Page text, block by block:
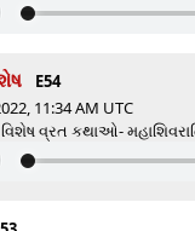
E54
11:34 AM UTC
વિશેષ વ્રત કથાઓ-